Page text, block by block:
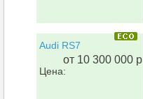
Audi RS7
от 10 300 000 р
Цена: